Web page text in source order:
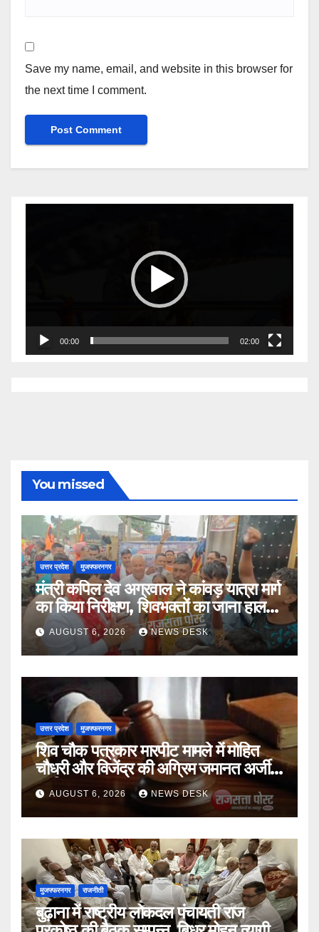
Save my name, email, and website in this browser for
the next time I comment.
00:00 02:00
You missed
उत्तर प्रदेश मुजफ्फरनगर
मंत्री कपिल देव अग्रवाल ने कांवड़ यात्रा मार्ग
का किया निरीक्षण, शिवभक्तों का जाना हाल-
चालAUGUST 6, 2026 NEWS DESK
उत्तर प्रदेश मुजफ्फरनगर
शिव चौक पत्रकार मारपीट मामले में मोहित
चौधरी और विजेंद्र की अग्रिम जमानत अर्जी
खारिज
AUGUST 6, 2026 NEWS DESK
मुजफ्फरनगर राजनीती
बुढ़ाना में राष्ट्रीय लोकदल पंचायती राज